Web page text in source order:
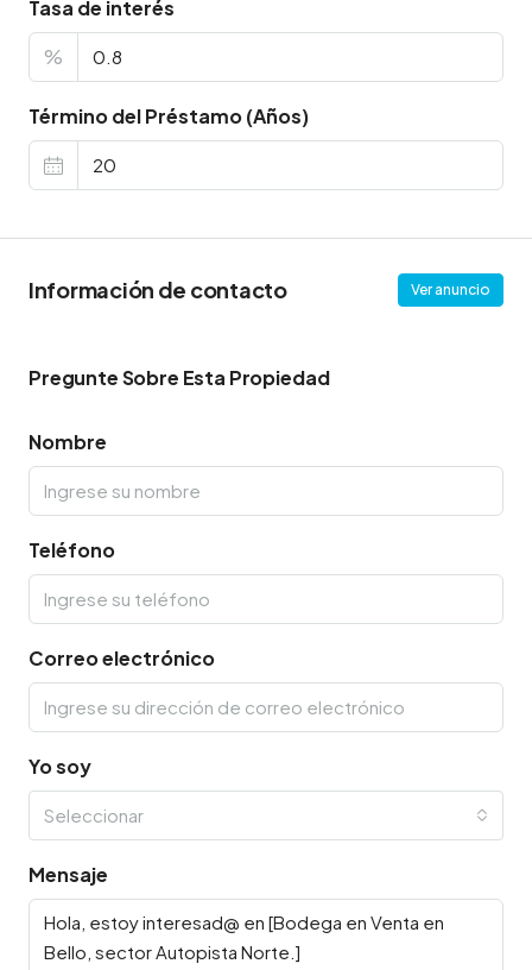
Tasa de interés
%
Término del Préstamo (Años)
Información de contacto Ver anuncio
Pregunte Sobre Esta Propiedad
Nombre
Teléfono
Correo electrónico
Yo soy
Seleccionar
Mensaje